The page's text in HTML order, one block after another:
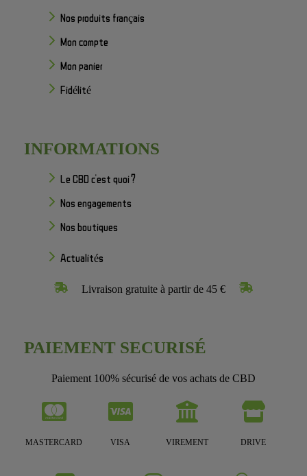
Nos produits français
Mon compte
Mon panier
Fidélité
INFORMATIONS
Le CBD c'est quoi ?
Nos engagements
Nos boutiques
Actualités
Livraison gratuite à partir de 45 €
PAIEMENT SECURISÉ
Paiement 100% sécurisé de vos achats de CBD
MASTERCARD VISA VIREMENT DRIVE